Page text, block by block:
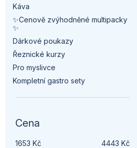
Káva
✨Cenově zvýhodněné multipacky
✨
Dárkové poukazy
Řeznické kurzy
Pro myslivce
Kompletní gastro sety
Cena
1653 Kč 4443 Kč